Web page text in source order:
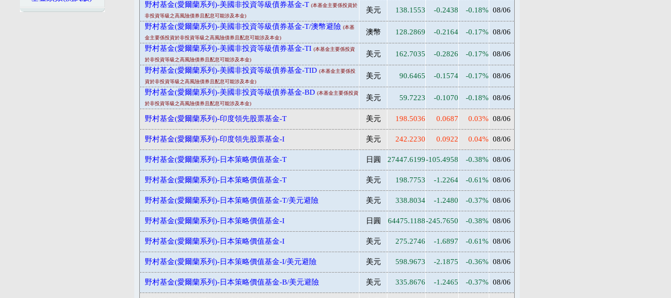
野村基金(愛爾蘭系列)-美國非投資等級債券基金-T (本基金主要係投資於
非投資等級之高風險債券且配息可能涉及本金)
美元 138.1553 -0.2438 -0.18% 08/06
野村基金(愛爾蘭系列)-美國非投資等級債券基金-T/澳幣避險 (本基
金主要係投資於非投資等級之高風險債券且配息可能涉及本金)
澳幣 128.2869 -0.2164 -0.17% 08/06
野村基金(愛爾蘭系列)-美國非投資等級債券基金-TI (本基金主要係投資
於非投資等級之高風險債券且配息可能涉及本金)
美元 162.7035 -0.2826 -0.17% 08/06
野村基金(愛爾蘭系列)-美國非投資等級債券基金-TID (本基金主要係投
資於非投資等級之高風險債券且配息可能涉及本金)
美元 90.6465 -0.1574 -0.17% 08/06
野村基金(愛爾蘭系列)-美國非投資等級債券基金-BD (本基金主要係投資
於非投資等級之高風險債券且配息可能涉及本金)
美元 59.7223 -0.1070 -0.18% 08/06
野村基金(愛爾蘭系列)-印度領先股票基金-T 美元 198.5036 0.0687 0.03% 08/06
野村基金(愛爾蘭系列)-印度領先股票基金-I 美元 242.2230 0.0922 0.04% 08/06
野村基金(愛爾蘭系列)-日本策略價值基金-T 日圓 27447.6199-105.4958 -0.38% 08/06
野村基金(愛爾蘭系列)-日本策略價值基金-T 美元 198.7753 -1.2264 -0.61% 08/06
野村基金(愛爾蘭系列)-日本策略價值基金-T/美元避險 美元 338.8034 -1.2480 -0.37% 08/06
野村基金(愛爾蘭系列)-日本策略價值基金-I 日圓 64475.1188-245.7650 -0.38% 08/06
野村基金(愛爾蘭系列)-日本策略價值基金-I 美元 275.2746 -1.6897 -0.61% 08/06
野村基金(愛爾蘭系列)-日本策略價值基金-I/美元避險 美元 598.9673 -2.1875 -0.36% 08/06
野村基金(愛爾蘭系列)-日本策略價值基金-B/美元避險 美元 335.8676 -1.2465 -0.37% 08/06